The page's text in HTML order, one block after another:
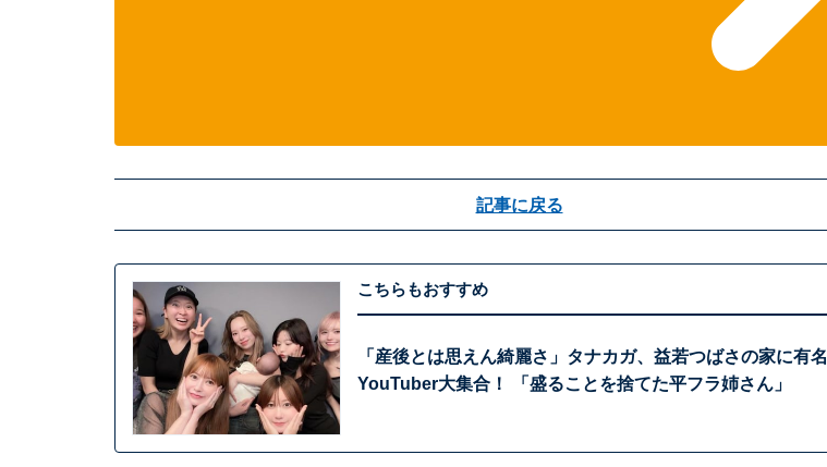
記事に戻る
こちらもおすすめ
「産後とは思えん綺麗さ」タナカガ、益若つばさの家に有名
YouTuber大集合！ 「盛ることを捨てた平フラ姉さん」